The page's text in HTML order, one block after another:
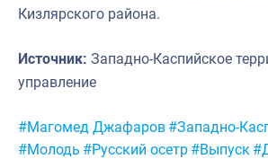
Кизлярского района.
Источник: Западно-Каспийское
управление
Метки:
#Магомед Джафаров #Западно-
#Молодь #Русский осетр #Выпуск